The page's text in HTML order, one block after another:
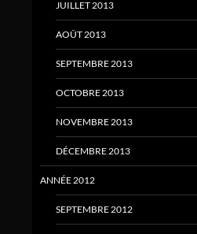
JUILLET 2013
AOÛT 2013
SEPTEMBRE 2013
OCTOBRE 2013
NOVEMBRE 2013
DÉCEMBRE 2013
ANNÉE 2012
SEPTEMBRE 2012